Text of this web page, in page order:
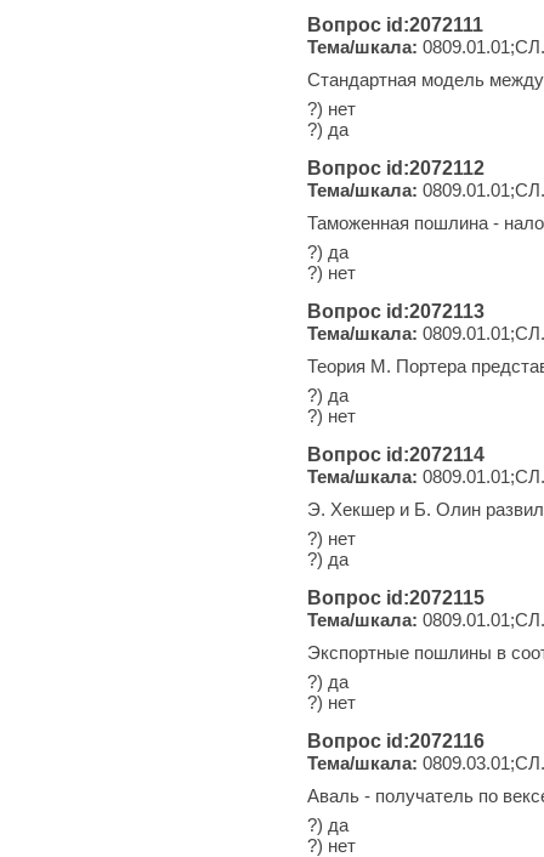
Вопрос id:2072111
Тема/шкала:
Стандартная модель
?) нет
?) да
Вопрос id:2072112
Тема/шкала:
Таможенная пошлина -
?) да
?) нет
Вопрос id:2072113
Тема/шкала:
Теория М. Портера
?) да
?) нет
Вопрос id:2072114
Тема/шкала:
Э. Хекшер и Б. Олин
?) нет
?) да
Вопрос id:2072115
Тема/шкала:
Экспортные пошлины в
?) да
?) нет
Вопрос id:2072116
Тема/шкала:
Аваль - получатель по
?) да
?) нет